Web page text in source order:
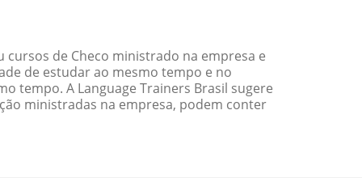
de Checo ministrado na empresa e
de estudar ao mesmo tempo e no
tempo. A Language Trainers Brasil sugere
ministradas na empresa, podem conter